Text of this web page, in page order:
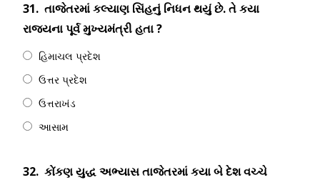
31. તાજેતરમાં કલ્યાણ સિંહનું નિધન થયું છે. તે કયા
રાજ્યના પૂર્વ મુખ્યમંત્રી હતા ?
હિમાચલ પ્રદેશ
ઉત્તર પ્રદેશ
ઉત્તરાખંડ
આસામ
32. કોંકણ યુદ્ધ અભ્યાસ તાજેતરમાં કયા બે દેશ વચ્ચે